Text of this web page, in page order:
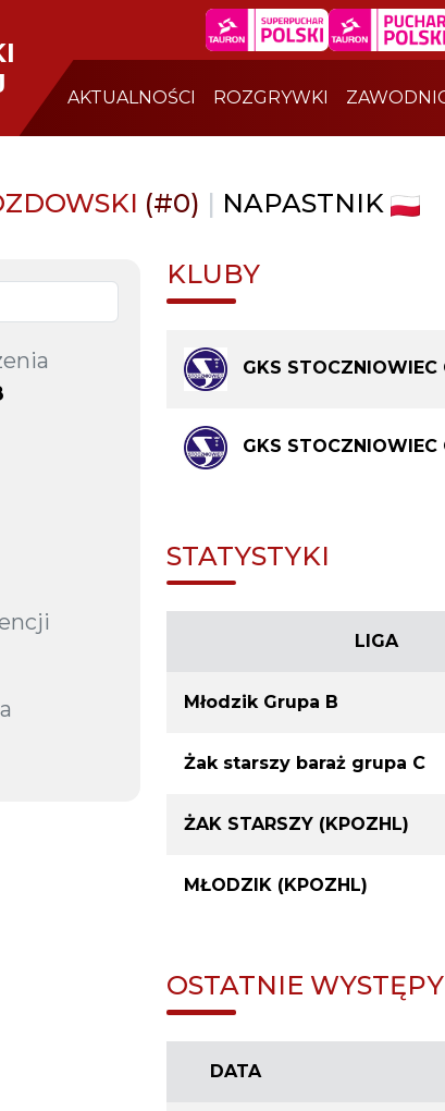
AKTUALNOŚCI ROZGRYWKI
(#0) | NAPASTNIK
KLUBY
GKS STOCZNIOWIEC
GKS STOCZNIOWIEC
STATYSTYKI
LIGA
Młodzik Grupa B
Żak starszy baraż grupa C
ŻAK STARSZY (KPOZHL)
MŁODZIK (KPOZHL)
OSTATNIE WYSTĘPY
DATA